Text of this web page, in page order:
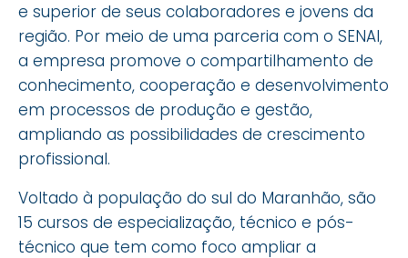
e superior de seus colaboradores e jovens da
região. Por meio de uma parceria com o SENAI,
a empresa promove o compartilhamento de
conhecimento, cooperação e desenvolvimento
em processos de produção e gestão,
ampliando as possibilidades de crescimento
profissional.
Voltado à população do sul do Maranhão, são
15 cursos de especialização, técnico e pós-
técnico que tem como foco ampliar a